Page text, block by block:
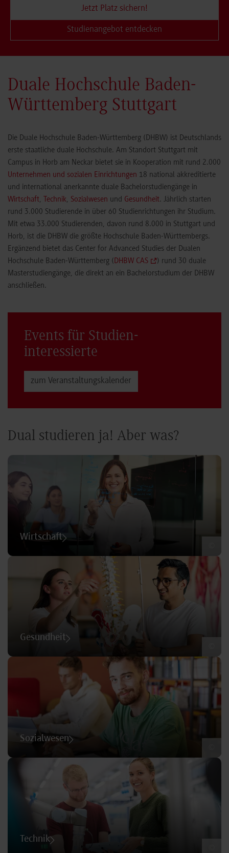
Jetzt Platz sichern!
Studienangebot entdecken
Duale Hochschule Baden-
Württemberg Stuttgart
Die Duale Hochschule Baden-Württemberg (DHBW) ist Deutschlands
erste staatliche duale Hochschule. Am Standort Stuttgart mit
Campus in Horb am Neckar bietet sie in Kooperation mit rund 2.000
Unternehmen und sozialen Einrichtungen 18 national akkreditierte
und international anerkannte duale Bachelorstudiengänge in
Wirtschaft, Technik, Sozialwesen und Gesundheit. Jährlich starten
rund 3.000 Studierende in über 60 Studienrichtungen ihr Studium.
Mit etwa 33.000 Studierenden, davon rund 8.000 in Stuttgart und
Horb, ist die DHBW die größte Hochschule Baden-Württembergs.
Ergänzend bietet das Center for Advanced Studies der Dualen
Hochschule Baden-Württemberg (DHBW CAS
) rund 30 duale
Masterstudiengänge, die direkt an ein Bachelorstudium der DHBW
anschließen.
Events für Studien­
interessierte
zum Veranstaltungs­kalender
Dual studieren ja! Aber was?
Wirtschaft
Gesundheit
Sozialwesen
Technik